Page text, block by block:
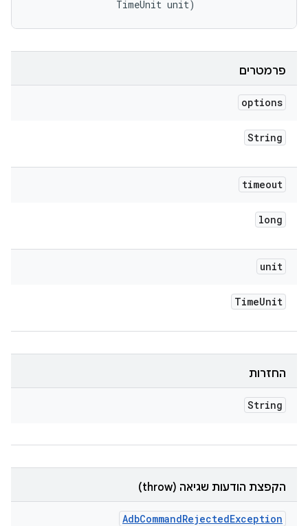
                TimeUnit unit)
פרמטרים
options
String
timeout
long
unit
TimeUnit
החזרות
String
הקפצת הודעות שגיאה (throw)
AdbCommandRejectedException